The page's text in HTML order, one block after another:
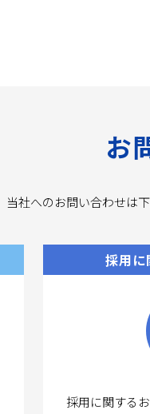
お
当社へのお問い合わせは
採用に
採用に関する